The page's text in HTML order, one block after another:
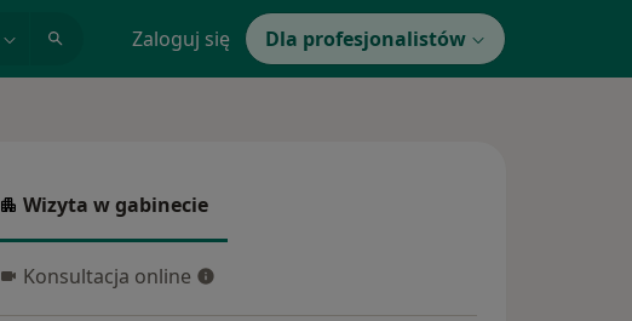
Zaloguj się Dla profesjonalistów
Wizyta w gabinecie
Wizyta w gabinecie
Konsultacja online
Konsultacja online